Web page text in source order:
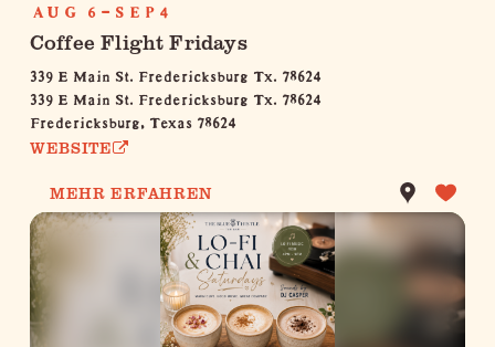
AUG 6-SEP4
Coffee Flight Fridays
339 E Main St. Fredericksburg Tx. 78624
339 E Main St. Fredericksburg Tx. 78624
Fredericksburg, Texas 78624
WEBSITE
MEHR ERFAHREN